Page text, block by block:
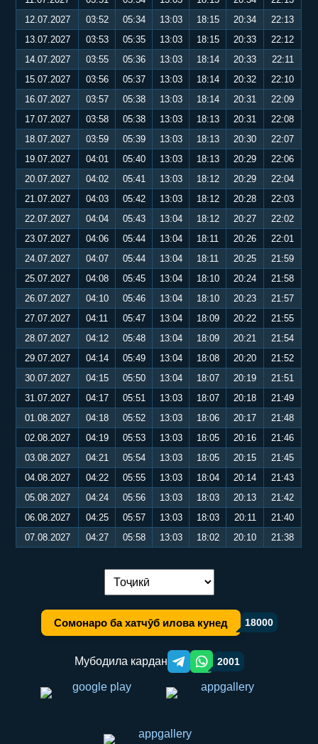
12.07.2027
03:52 05:34 13:03 18:15 20:34
22:13
13.07.2027
03:53 05:35 13:03 18:15 20:33
22:12
14.07.2027
03:55 05:36 13:03 18:14 20:33
22:11
15.07.2027
03:56 05:37 13:03 18:14 20:32
22:10
16.07.2027
03:57 05:38 13:03 18:14 20:31
22:09
17.07.2027
03:58 05:38 13:03 18:13 20:31
22:08
18.07.2027
03:59 05:39 13:03 18:13 20:30
22:07
19.07.2027
04:01 05:40 13:03 18:13 20:29
22:06
20.07.2027
04:02 05:41 13:03 18:12 20:29
22:04
21.07.2027
04:03 05:42 13:03 18:12 20:28
22:03
22.07.2027
04:04 05:43 13:04 18:12 20:27
22:02
23.07.2027
04:06 05:44 13:04 18:11 20:26
22:01
24.07.2027
04:07 05:44 13:04 18:11 20:25
21:59
25.07.2027
04:08 05:45 13:04 18:10 20:24
21:58
26.07.2027
04:10 05:46 13:04 18:10 20:23
21:57
27.07.2027
04:11 05:47 13:04 18:09 20:22
21:55
28.07.2027
04:12 05:48 13:04 18:09 20:21
21:54
29.07.2027
04:14 05:49 13:04 18:08 20:20
21:52
30.07.2027
04:15 05:50 13:04 18:07 20:19
21:51
31.07.2027
04:17 05:51 13:03 18:07 20:18
21:49
01.08.2027
04:18 05:52 13:03 18:06 20:17
21:48
02.08.2027
04:19 05:53 13:03 18:05 20:16
21:46
03.08.2027
04:21 05:54 13:03 18:05 20:15
21:45
04.08.2027
04:22 05:55 13:03 18:04 20:14
21:43
05.08.2027
04:24 05:56 13:03 18:03 20:13
21:42
06.08.2027
04:25 05:57 13:03 18:03 20:11
21:40
07.08.2027
04:27 05:58 13:03 18:02 20:10 21:38
Иваз кардани забон:
Сомонаро ба хатчӯб илова кунед 18000
Мубодила кардан Telegram orqali ulashish
WhatsApp orqali ulashish
2001